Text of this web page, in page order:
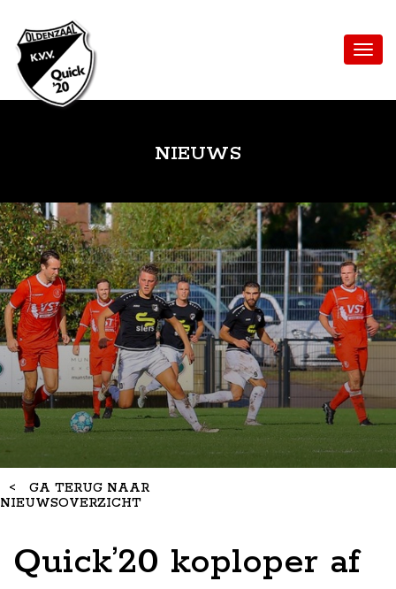
NIEUWS
< GA TERUG NAAR
NIEUWSOVERZICHT
Quick’20 koploper af